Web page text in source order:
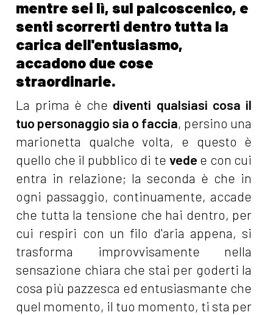
mentre sei lì, sul palcoscenico, e
senti scorrerti dentro tutta la
carica dell'entusiasmo,
accadono due cose
straordinarie.
La prima è che diventi qualsiasi cosa il
tuo personaggio sia o faccia, persino una
marionetta qualche volta, e questo è
quello che il pubblico di te vede e con cui
entra in relazione; la seconda è che in
ogni passaggio, continuamente, accade
che tutta la tensione che hai dentro, per
cui respiri con un filo d'aria appena, si
trasforma improvvisamente nella
sensazione chiara che stai per goderti la
cosa più pazzesca ed entusiasmante che
quel momento, il tuo momento, ti sta per